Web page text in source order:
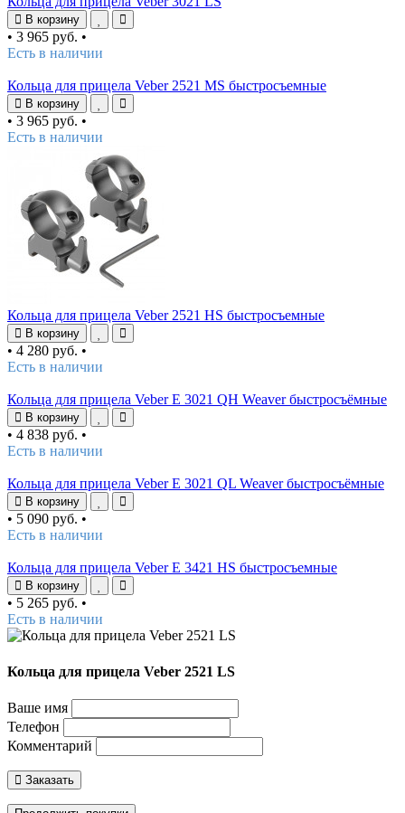
В корзину
• 3 965 руб. •
Есть в наличии
Кольца для прицела Veber 2521 MS быстросъемные
В корзину
• 3 965 руб. •
Есть в наличии
Кольца для прицела Veber 2521 HS быстросъемные
В корзину
• 4 280 руб. •
Есть в наличии
Кольца для прицела Veber E 3021 QH Weaver быстросъёмные
В корзину
• 4 838 руб. •
Есть в наличии
Кольца для прицела Veber E 3021 QL Weaver быстросъёмные
В корзину
• 5 090 руб. •
Есть в наличии
Кольца для прицела Veber E 3421 HS быстросъемные
В корзину
• 5 265 руб. •
Есть в наличии
Кольца для прицела Veber 2521 LS
Ваше имя
Телефон
Комментарий
Заказать